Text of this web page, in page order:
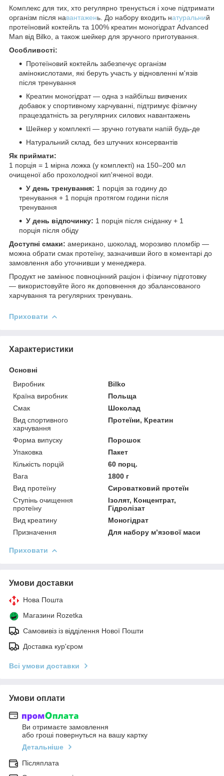
Комплекс для тих, хто регулярно тренується і хоче підтримати
організм після навантажень. До набору входить натуральний
протеїновий коктейль та 100% креатин моногідрат Advanced
Man від Bilko, а також шейкер для зручного приготування.
Особливості:
Протеїновий коктейль забезпечує організм
амінокислотами, які беруть участь у відновленні м'язів
після тренування
Креатин моногідрат — одна з найбільш вивчених
добавок у спортивному харчуванні, підтримує фізичну
працездатність за регулярних силових навантажень
Шейкер у комплекті — зручно готувати напій будь-де
Натуральний склад, без штучних консервантів
Як приймати:
1 порція = 1 мірна ложка (у комплекті) на 150–200 мл
очищеної або прохолодної кип'яченої води.
У день тренування: 1 порція за годину до
тренування + 1 порція протягом години після
тренування
У день відпочинку: 1 порція після сніданку + 1
порція після обіду
Доступні смаки: американо, шоколад, морозиво пломбір —
можна обрати смак протеїну, зазначивши його в коментарі до
замовлення або уточнивши у менеджера.
Продукт не замінює повноцінний раціон і фізичну підготовку
— використовуйте його як доповнення до збалансованого
харчування та регулярних тренувань.
Приховати
Характеристики
Основні
Виробник
Bilko
Країна виробник
Польща
Смак
Шоколад
Вид спортивного
харчування
Протеїни, Креатин
Форма випуску
Порошок
Упаковка
Пакет
Кількість порцій
60 порц.
Вага
1800 г
Вид протеїну
Сироватковий протеїн
Ступінь очищення
протеїну
Ізолят, Концентрат,
Гідролізат
Вид креатину
Моногідрат
Призначення
Для набору м’язової маси
Приховати
Умови доставки
Нова Пошта
Магазини Rozetka
Самовивіз із відділення Нової Пошти
Доставка кур'єром
Всі умови доставки
Умови оплати
Ви отримаєте замовлення
або гроші повернуться на вашу картку
Детальніше
Післяплата